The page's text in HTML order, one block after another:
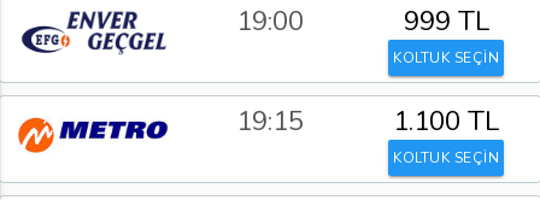
19:00 999 TL
KOLTUK SEÇİN
19:15 1.100 TL
KOLTUK SEÇİN